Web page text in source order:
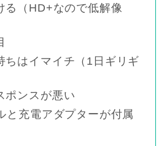
る（HD+なので低解像
ちはイマイチ（1日ギリギ
ポンスが悪い
と充電アダプターが付属